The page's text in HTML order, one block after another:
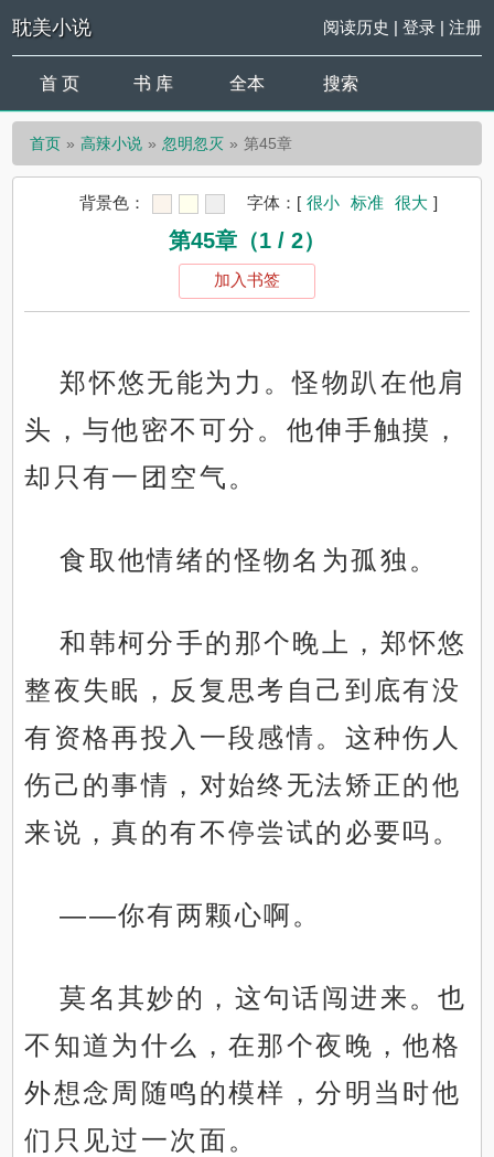
耽美小说 阅读历史 | 登录| 注册
首 页 书 库 全本 搜索
首页 高辣小说 忽明忽灭 第45章
背景色： 字体： [ 很小 标准 很大 ]
第45章（1 / 2）
加入书签
郑怀悠无能为力。怪物趴在他肩
头，与他密不可分。他伸手触摸，
却只有一团空气。
食取他情绪的怪物名为孤独。
和韩柯分手的那个晚上，郑怀悠
整夜失眠，反复思考自己到底有没
有资格再投入一段感情。这种伤人
伤己的事情，对始终无法矫正的他
来说，真的有不停尝试的必要吗。
——你有两颗心啊。
莫名其妙的，这句话闯进来。也
不知道为什么，在那个夜晚，他格
外想念周随鸣的模样，分明当时他
们只见过一次面。